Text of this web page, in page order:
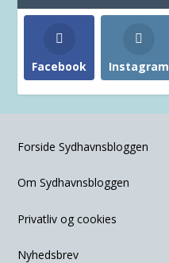
Facebook Instagram
Forside Sydhavnsbloggen
Om Sydhavnsbloggen
Privatliv og cookies
Nyhedsbrev